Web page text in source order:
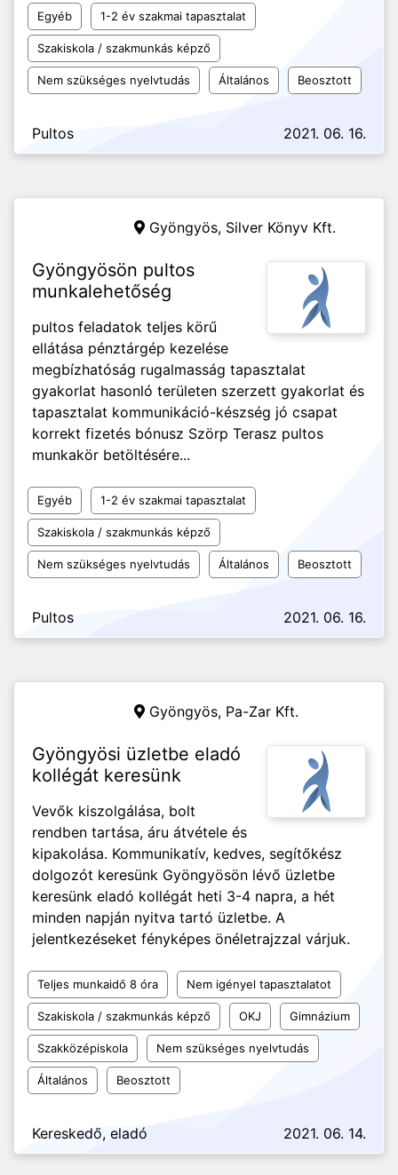
Egyéb 1-2 év szakmai tapasztalat
Szakiskola / szakmunkás képző
Nem szükséges nyelvtudás Általános Beosztott
Pultos 2021. 06. 16.
Gyöngyös, Silver Könyv Kft.
Gyöngyösön pultos
munkalehetőség
pultos feladatok teljes körű
ellátása pénztárgép kezelése
megbízhatóság rugalmasság tapasztalat
gyakorlat hasonló területen szerzett gyakorlat és
tapasztalat kommunikáció-készség jó csapat
korrekt fizetés bónusz Szörp Terasz pultos
munkakör betöltésére...
Egyéb 1-2 év szakmai tapasztalat
Szakiskola / szakmunkás képző
Nem szükséges nyelvtudás Általános Beosztott
Pultos 2021. 06. 16.
Gyöngyös, Pa-Zar Kft.
Gyöngyösi üzletbe eladó
kollégát keresünk
Vevők kiszolgálása, bolt
rendben tartása, áru átvétele és
kipakolása. Kommunikatív, kedves, segítőkész
dolgozót keresünk Gyöngyösön lévő üzletbe
keresünk eladó kollégát heti 3-4 napra, a hét
minden napján nyitva tartó üzletbe. A
jelentkezéseket fényképes önéletrajzzal várjuk.
Teljes munkaidő 8 óra Nem igényel tapasztalatot
Szakiskola / szakmunkás képző OKJ Gimnázium
Szakközépiskola Nem szükséges nyelvtudás
Általános Beosztott
Kereskedő, eladó 2021. 06. 14.